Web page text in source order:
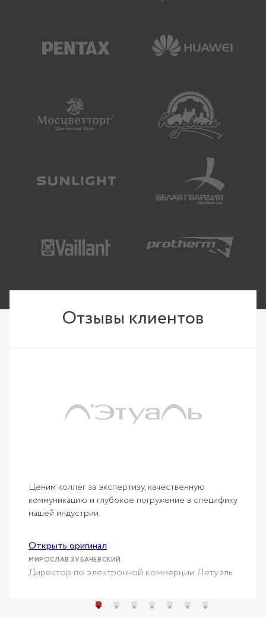
Отзывы клиентов
Ценим коллег за экспертизу, качественную
коммуникацию и глубокое погружение в специфику
нашей индустрии.
Открыть оригинал
МИРОСЛАВ ЗУБАЧЕВСКИЙ
Директор по электронной коммерции Летуаль